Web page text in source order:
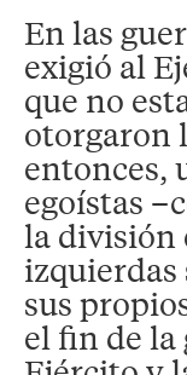
En las
exigió al
que no
otorgaron
entonces,
egoístas
la división
izquierdas
sus
el fin de la